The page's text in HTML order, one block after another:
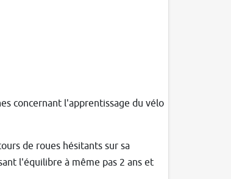
concernant l'apprentissage du vélo
de roues hésitants sur sa
l'équilibre à même pas 2 ans et